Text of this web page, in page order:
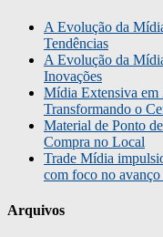
A Evolução da
Tendências
A Evolução da
Inovações
Mídia Extensiva em
Transformando o
Material de Ponto
Compra no Local
Trade Mídia
com foco no
Arquivos